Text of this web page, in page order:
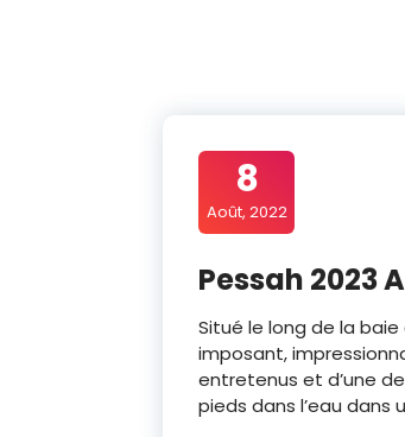
8
Août, 2022
Pessah 2023 A
Situé le long de la
imposant,
entretenus et d’une
pieds dans l’eau dans